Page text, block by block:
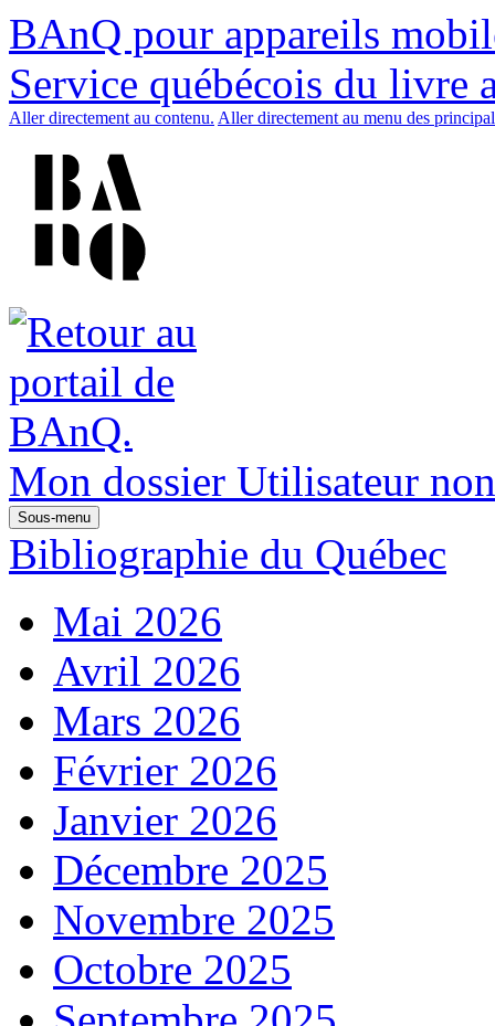
BAnQ pour appareils
Service québécois du livre
Aller directement au contenu. Aller directement au menu des
Mon dossier Utilisateur
Sous-menu
Bibliographie du Québec
Mai 2026
Avril 2026
Mars 2026
Février 2026
Janvier 2026
Décembre 2025
Novembre 2025
Octobre 2025